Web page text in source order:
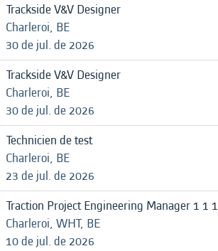
Trackside V&V Designer
Charleroi, BE
30 de jul. de 2026
Trackside V&V Designer
Charleroi, BE
30 de jul. de 2026
Technicien de test
Charleroi, BE
23 de jul. de 2026
Traction Project Engineering Manager 1 1 1
Charleroi, WHT, BE
10 de jul. de 2026